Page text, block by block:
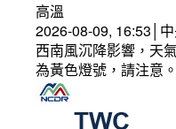
高溫
2026-08-09, 16:53│
西南風沉降影響，天
為黃色燈號，請注意。